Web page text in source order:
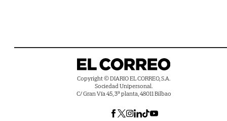
Copyright © DIARIO EL CORREO, S.A.
Sociedad Unipersonal.
C/ Gran Vía 45, 3ª planta, 48011 Bilbao